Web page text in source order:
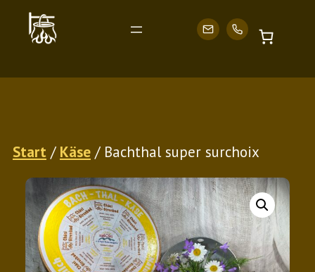
Zum
Inhalt
springen
Start / Käse / Bachthal super surchoix